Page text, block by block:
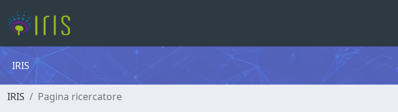
IRIS
IRIS Pagina ricercatore